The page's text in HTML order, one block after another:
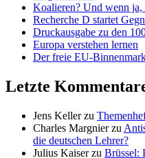
Koalieren? Und wenn ja,
Recherche D startet
Druckausgabe zu den
Europa verstehen lernen
Der freie EU-
Letzte
Jens Kellerzu
Charles Margnierzu
die deutschen Lehrer?
Julius Kaiserzu Brüssel: